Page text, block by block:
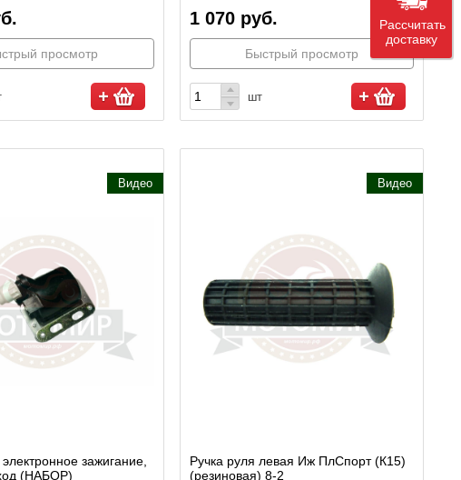
просмотр
1 070 руб.
Быстрый просмотр
шт
Видео
зажигание,
(НАБОР)
Видео
Ручка руля левая Иж ПлСпорт (К15)
(резиновая) 8-2
Рассчитать
доставку